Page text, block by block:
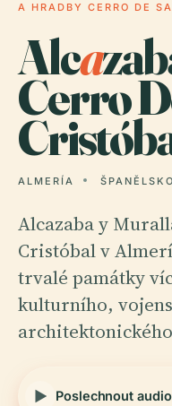
A HRADBY CERRO DE
Alca
Cerro
ALMERÍA ŠPANĚLSKO
Alcazaba y
Cristóbal v
trvalé památky
kulturního,
Poslechnout